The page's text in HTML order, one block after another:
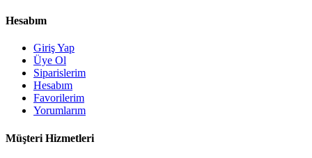
Hesabım
Giriş Yap
Üye Ol
Siparislerim
Hesabım
Favorilerim
Yorumlarım
Müşteri Hizmetleri